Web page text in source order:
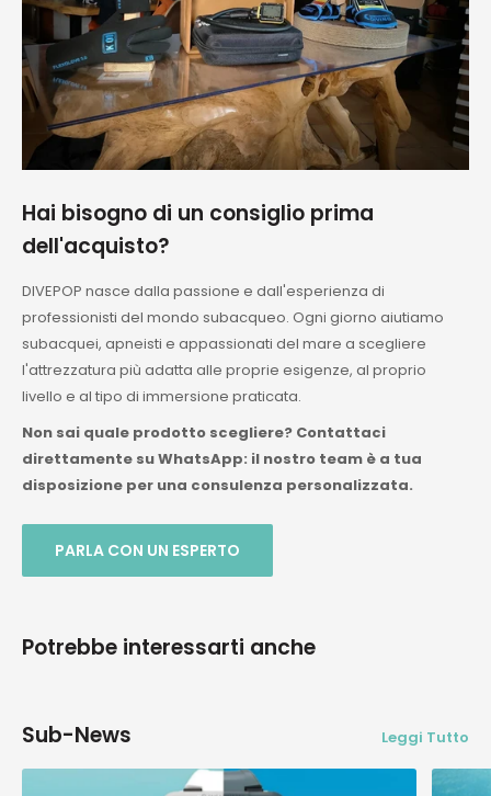
Hai bisogno di un consiglio prima
dell'acquisto?
DIVEPOP nasce dalla passione e dall'esperienza di
professionisti del mondo subacqueo. Ogni giorno aiutiamo
subacquei, apneisti e appassionati del mare a scegliere
l'attrezzatura più adatta alle proprie esigenze, al proprio
livello e al tipo di immersione praticata.
Non sai quale prodotto scegliere? Contattaci
direttamente su WhatsApp: il nostro team è a tua
disposizione per una consulenza personalizzata.
PARLA CON UN ESPERTO
Potrebbe interessarti anche
Sub-News Leggi Tutto